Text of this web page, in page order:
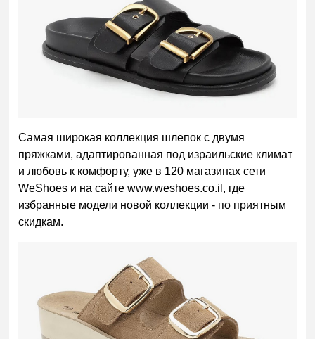
Самая широкая коллекция шлепок с двумя
пряжками, адаптированная под израильские климат
и любовь к комфорту, уже в 120 магазинах сети
WeShoes и на сайте www.weshoes.co.il, где
избранные модели новой коллекции - по приятным
скидкам.